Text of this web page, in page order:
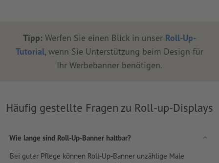
Tipp: Werfen Sie einen Blick in unser Roll-Up-
Tutorial, wenn Sie Unterstützung beim Design für
Ihr Werbebanner benötigen.
Häufig gestellte Fragen zu Roll-up-Displays
Wie lange sind Roll-Up-Banner haltbar?
Bei guter Pflege können Roll-Up-Banner unzählige Male